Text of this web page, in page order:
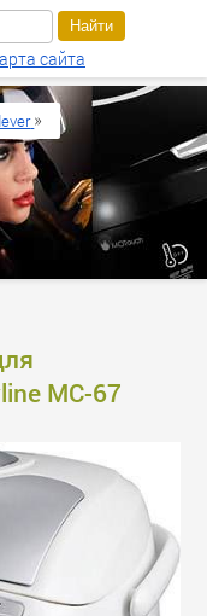
MC-67
»
сайта